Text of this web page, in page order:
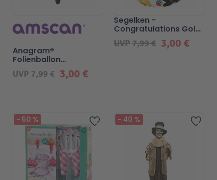
3,00 €
UVP7,99 €
Anagram®
Folienballon
"Congratulations
Grad!" Stars 43cm
3,00 €
UVP7,99 €
Segelken -
Congratulations Gold
Balloons
Zur Wunschliste hinzufügen
- 50 % Zur
- 40 %